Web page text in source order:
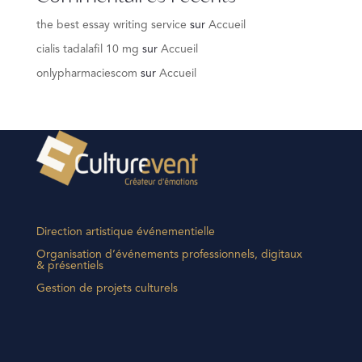
the best essay writing service sur Accueil
cialis tadalafil 10 mg sur Accueil
onlypharmaciescom sur Accueil
Direction artistique événementielle
Organisation d’événements professionnels, digitaux
& présentiels
Gestion de projets culturels